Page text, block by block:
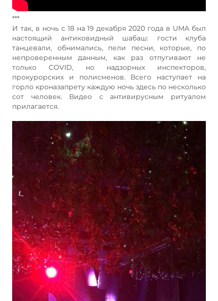
***
И так, в ночь с 18 на 19 декабря 2020 года в UMA был
настоящий антиковидный шабаш: гости клуба
танцевали, обнимались, пели песни, которые, по
непроверенным данным, как раз отпугивают не
только COVID, но надзорных инспекторов,
прокурорских и полисменов. Всего наступает на
горло кроназапрету каждую ночь здесь по несколько
сот человек. Видео с антивирусным ритуалом
прилагается.